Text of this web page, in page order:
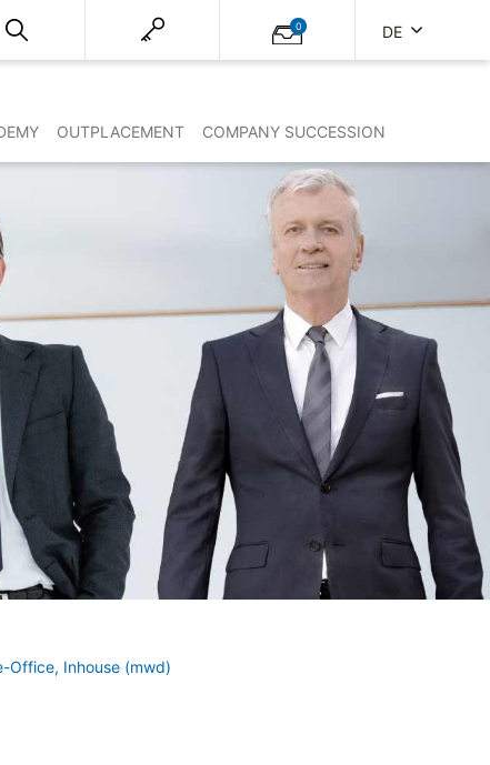
0 DE
OUTPLACEMENT COMPANY SUCCESSION
Office, Inhouse (mwd)